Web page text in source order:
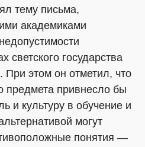
тему письма,
академиками
светского государства
этом он отметил, что
предмета привнесло бы
и культуру в обучение и
могут
понятия —